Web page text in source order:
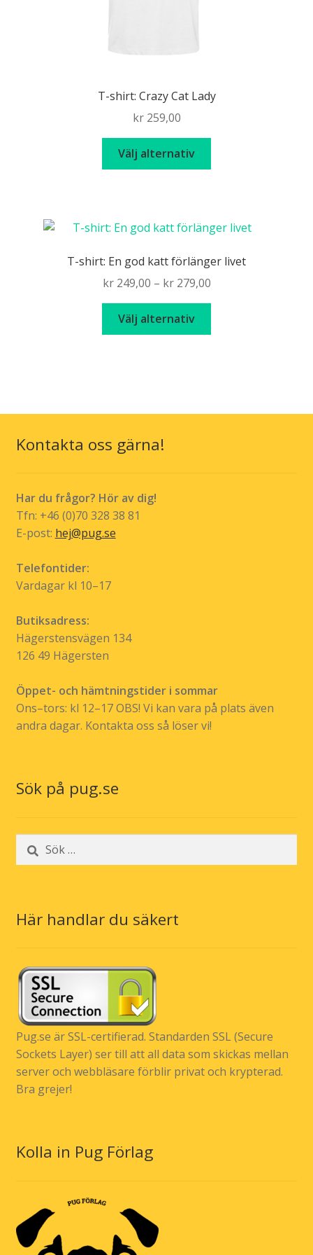
T-shirt: Crazy Cat Lady
kr259,00
Välj alternativ
varianter.
olika
alternativen
kan
på
T-shirt: En god katt förlänger livet
kr249,00 – kr279,00Price
range:
through
Välj alternativ
De
Kontakta oss gärna!
Har du frågor? Hör av dig!
Tfn: +46 (0)70 328 38 81
E-post: hej@pug.se
Telefontider:
Vardagar kl 10–17
Butiksadress:
Hägerstensvägen 134
126 49 Hägersten
Öppet- och hämtningstider i sommar
Ons–tors: kl 12–17 OBS! Vi kan vara på plats även
andra dagar. Kontakta oss så löser vi!
Sök på pug.se
Sök
efter:
Här handlar du säkert
Pug.se är SSL-certifierad. Standarden SSL (Secure
Sockets Layer) ser till att all data som skickas mellan
server och webbläsare förblir privat och krypterad.
Bra grejer!
Kolla in Pug Förlag